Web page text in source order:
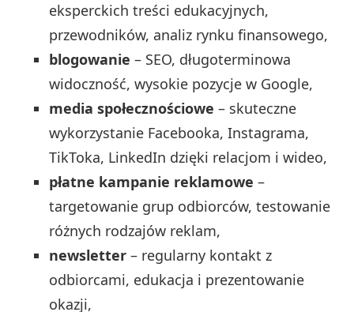
eksperckich treści edukacyjnych,
przewodników, analiz rynku finansowego,
blogowanie – SEO, długoterminowa
widoczność, wysokie pozycje w Google,
media społecznościowe – skuteczne
wykorzystanie Facebooka, Instagrama,
TikToka, LinkedIn dzięki relacjom i wideo,
płatne kampanie reklamowe –
targetowanie grup odbiorców, testowanie
różnych rodzajów reklam,
newsletter – regularny kontakt z
odbiorcami, edukacja i prezentowanie
okazji,